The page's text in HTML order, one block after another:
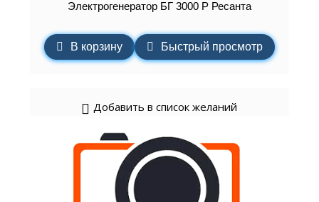
Электрогенератор БГ 3000 Р Ресанта
В корзину Быстрый просмотр
Добавить в список желаний